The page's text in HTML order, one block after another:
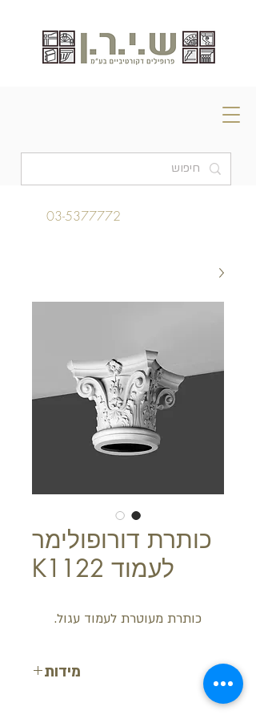
03-5377772
כותרת דורופולימר
לעמוד K1122
כותרת מעוטרת לעמוד עגול.
מידות